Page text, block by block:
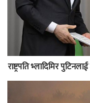
राष्ट्रपति भ्लादिमिर